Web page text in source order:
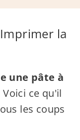
Imprimer la
une pâte à
Voici ce qu'il
les coups